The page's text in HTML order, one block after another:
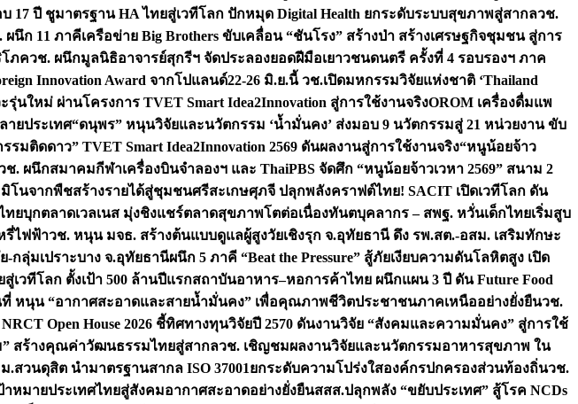
17 ปี ชูมาตรฐาน HA ไทยสู่เวทีโลก ปักหมุด Digital Health ยกระดับระบบสุขภาพสู่สากลวช.
ผนึก 11 ภาคีเครือข่าย Big Brothers ขับเคลื่อน “ชันโรง” สร้างป่า สร้างเศรษฐกิจชุมชน สู่การ
โภควช. ผนึกมูลนิธิอาจารย์สุกรีฯ จัดประลองยอดฝีมือเยาวชนดนตรี ครั้งที่ 4 รอบรองฯ ภาค
Innovation Award จากโปแลนด์22-26 มิ.ย.นี้ วช.เปิดมหกรรมวิจัยแห่งชาติ ‘Thailand
นใหม่ ผ่านโครงการ TVET Smart Idea2Innovation สู่การใช้งานจริงOROM เครื่องดื่มแพ
ายประเทศ“ดนุพร” หนุนวิจัยและนวัตกรรม ‘น้ำมั่นคง’ ส่งมอบ 9 นวัตกรรมสู่ 21 หน่วยงาน ขับ
ติดดาว” TVET Smart Idea2Innovation 2569 ดันผลงานสู่การใช้งานจริง“หนูน้อยจ้าว
ช. ผนึกสมาคมกีฬาเครื่องบินจำลองฯ และ ThaiPBS จัดศึก “หนูน้อยจ้าวเวหา 2569” สนาม 2
นจากพืชสร้างรายได้สู่ชุมชนศรีสะเกษศุภจี ปลุกพลังคราฟต์ไทย! SACIT เปิดเวทีโลก ดัน
ทยบุกตลาดเวลเนส มุ่งชิงแชร์ตลาดสุขภาพโตต่อเนื่องทันตบุคลากร – สพฐ. หวั่นเด็กไทยเริ่มสูบ
รี่ไฟฟ้าวช. หนุน มจธ. สร้างต้นแบบดูแลผู้สูงวัยเชิงรุก จ.อุทัยธานี ดึง รพ.สต.-อสม. เสริมทักษะ
กลุ่มเปราะบาง จ.อุทัยธานีผนึก 5 ภาคี “Beat the Pressure” สู้ภัยเงียบความดันโลหิตสูง เปิด
เวทีโลก ตั้งเป้า 500 ล้านปีแรกสถาบันอาหาร–หอการค้าไทย ผนึกแผน 3 ปี ดัน Future Food
หนุน “อากาศสะอาดและสายน้ำมั่นคง” เพื่อคุณภาพชีวิตประชาชนภาคเหนืออย่างยั่งยืนวช.
NRCT Open House 2026 ชี้ทิศทางทุนวิจัยปี 2570 ดันงานวิจัย “สังคมและความมั่นคง” สู่การใช้
” สร้างคุณค่าวัฒนธรรมไทยสู่สากลวช. เชิญชมผลงานวิจัยและนวัตกรรมอาหารสุขภาพ ใน
.สวนดุสิต นำมาตรฐานสากล ISO 37001ยกระดับความโปร่งใสองค์กรปกครองส่วนท้องถิ่นวช.
หมายประเทศไทยสู่สังคมอากาศสะอาดอย่างยั่งยืนสสส.ปลุกพลัง “ขยับประเทศ” สู้โรค NCDs